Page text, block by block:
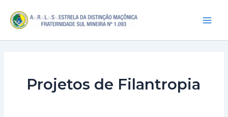
para
conteúdo
Projetos de Filantropia